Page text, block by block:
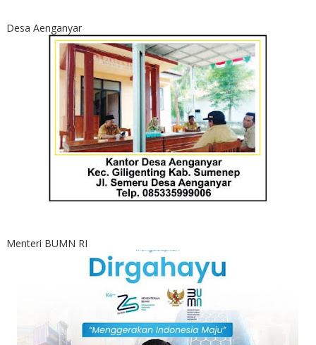
Desa Aenganyar
Menteri BUMN RI